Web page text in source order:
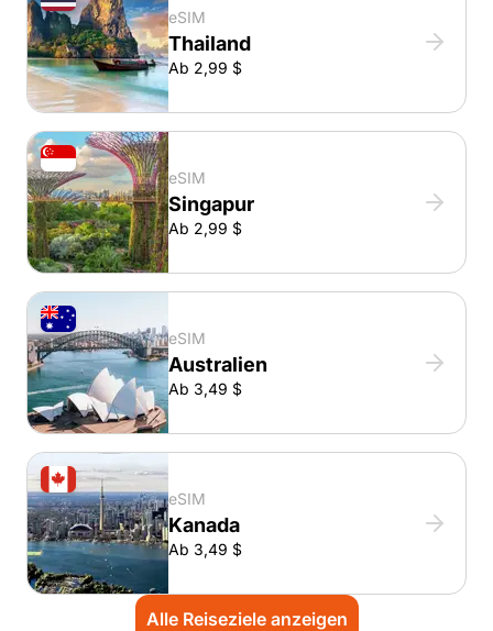
eSIM
Thailand
Ab 2,99 $
eSIM
Singapur
Ab 2,99 $
eSIM
Australien
Ab 3,49 $
eSIM
Kanada
Ab 3,49 $
Alle Reiseziele anzeigen